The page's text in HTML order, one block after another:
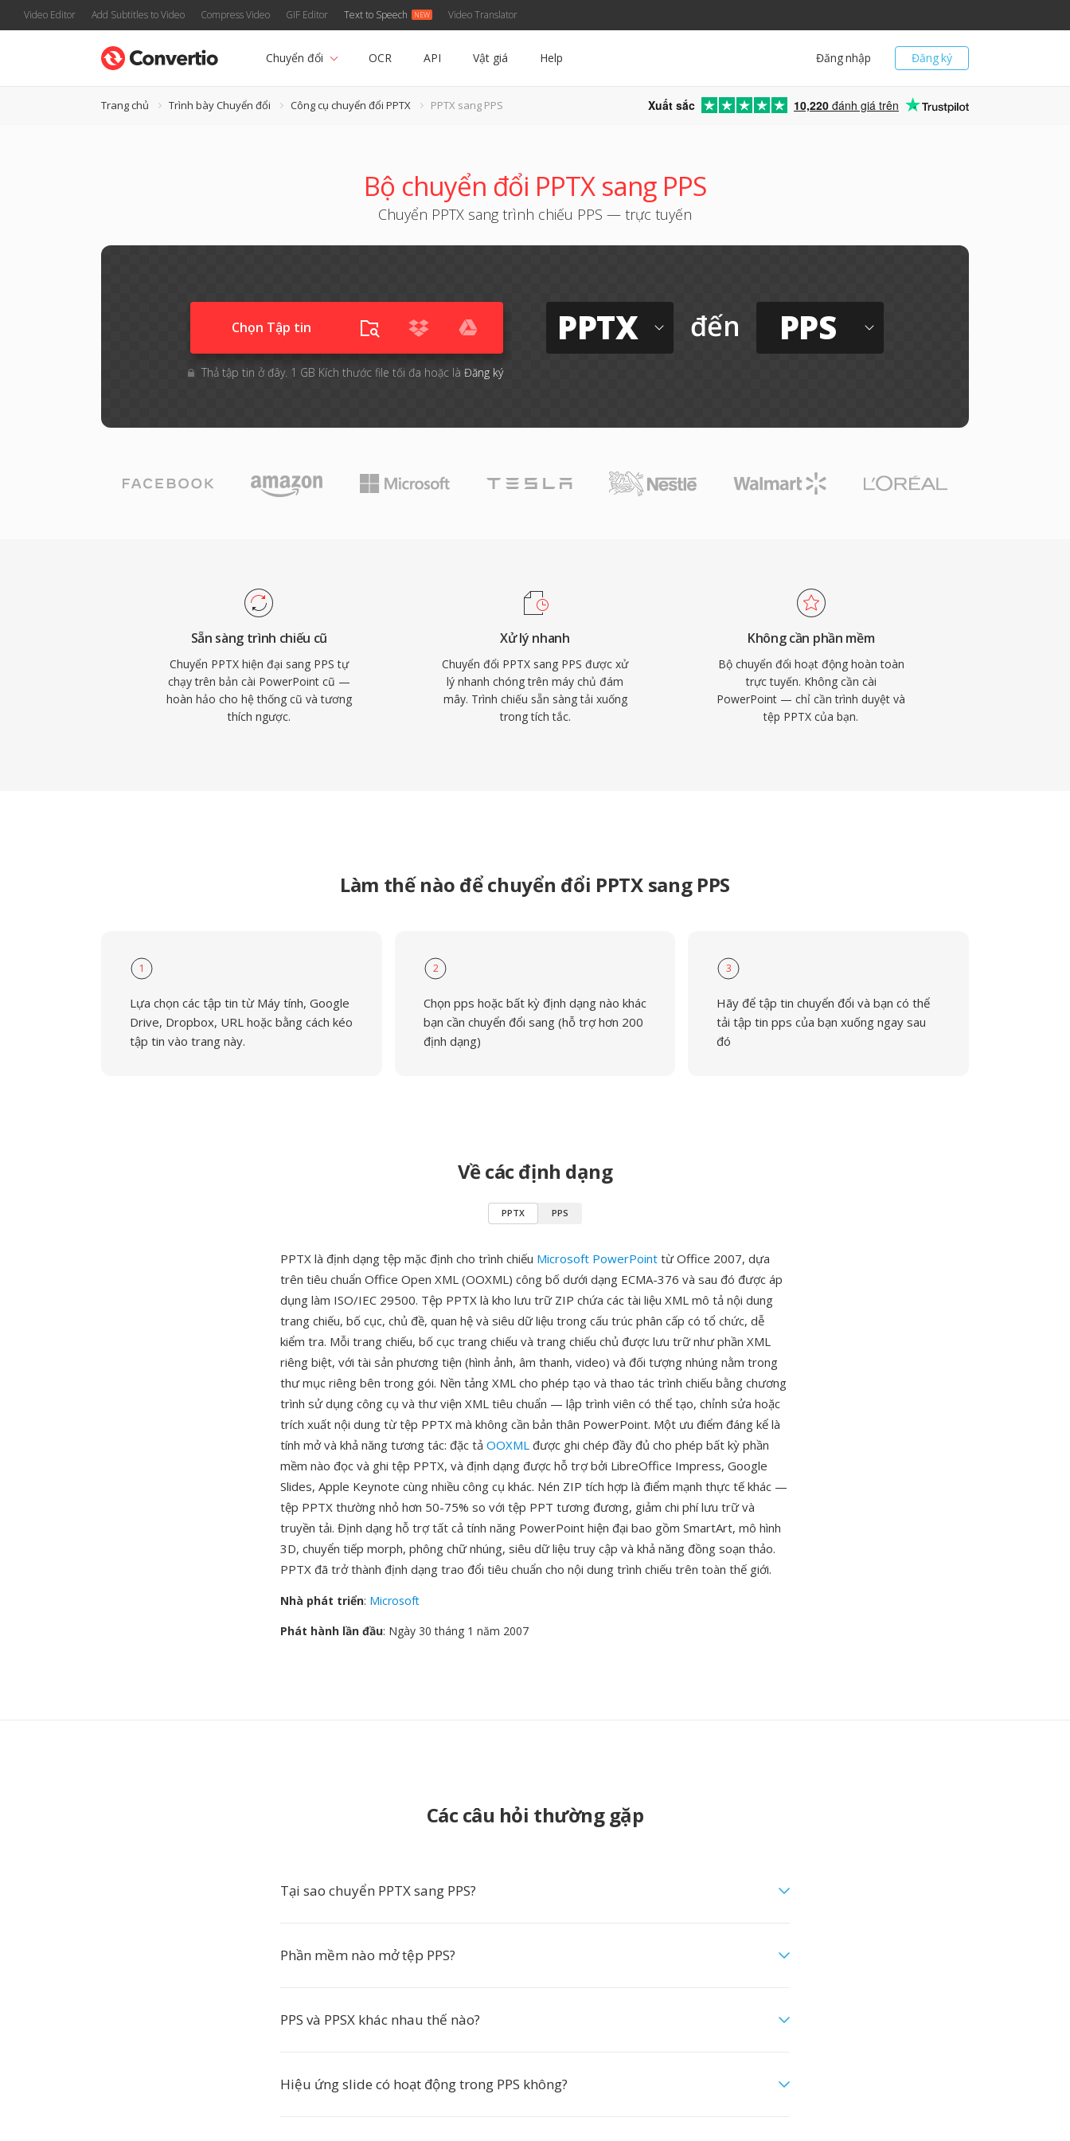
Video Editor Add Subtitles to Video Compress Video GIF Editor Text to Speech Video Translator
Đăng ký
Đăng nhập
Chuyển đổi OCR API Vật giá Help
Trang chủ Trình bày Chuyển đổi Công cụ chuyển đổi PPTX PPTX sang PPS Xuất sắc 10,220 đánh giá trên
Bộ chuyển đổi PPTX sang PPS
Chuyển PPTX sang trình chiếu PPS — trực tuyến
Chọn Tập tin
Thả tập tin ở đây. 1 GB Kích thước file tối đa hoặc là Đăng ký
PPTX đến PPS
Sẵn sàng trình chiếu cũ
Chuyển PPTX hiện đại sang PPS tự
chạy trên bản cài PowerPoint cũ —
hoàn hảo cho hệ thống cũ và tương
thích ngược.
Xử lý nhanh
Chuyển đổi PPTX sang PPS được xử
lý nhanh chóng trên máy chủ đám
mây. Trình chiếu sẵn sàng tải xuống
trong tích tắc.
Không cần phần mềm
Bộ chuyển đổi hoạt động hoàn toàn
trực tuyến. Không cần cài
PowerPoint — chỉ cần trình duyệt và
tệp PPTX của bạn.
Làm thế nào để chuyển đổi PPTX sang PPS
1
Lựa chọn các tập tin từ Máy tính, Google
Drive, Dropbox, URL hoặc bằng cách kéo
tập tin vào trang này.
2
Chọn pps hoặc bất kỳ định dạng nào khác
bạn cần chuyển đổi sang (hỗ trợ hơn 200
định dạng)
3
Hãy để tập tin chuyển đổi và bạn có thể
tải tập tin pps của bạn xuống ngay sau
đó
Về các định dạng
PPTX PPS
PPTX là định dạng tệp mặc định cho trình chiếu Microsoft PowerPoint từ Office 2007, dựa
trên tiêu chuẩn Office Open XML (OOXML) công bố dưới dạng ECMA-376 và sau đó được áp
dụng làm ISO/IEC 29500. Tệp PPTX là kho lưu trữ ZIP chứa các tài liệu XML mô tả nội dung
trang chiếu, bố cục, chủ đề, quan hệ và siêu dữ liệu trong cấu trúc phân cấp có tổ chức, dễ
kiểm tra. Mỗi trang chiếu, bố cục trang chiếu và trang chiếu chủ được lưu trữ như phần XML
riêng biệt, với tài sản phương tiện (hình ảnh, âm thanh, video) và đối tượng nhúng nằm trong
thư mục riêng bên trong gói. Nền tảng XML cho phép tạo và thao tác trình chiếu bằng chương
trình sử dụng công cụ và thư viện XML tiêu chuẩn — lập trình viên có thể tạo, chỉnh sửa hoặc
trích xuất nội dung từ tệp PPTX mà không cần bản thân PowerPoint. Một ưu điểm đáng kể là
tính mở và khả năng tương tác: đặc tả OOXML được ghi chép đầy đủ cho phép bất kỳ phần
mềm nào đọc và ghi tệp PPTX, và định dạng được hỗ trợ bởi LibreOffice Impress, Google
Slides, Apple Keynote cùng nhiều công cụ khác. Nén ZIP tích hợp là điểm mạnh thực tế khác —
tệp PPTX thường nhỏ hơn 50-75% so với tệp PPT tương đương, giảm chi phí lưu trữ và
truyền tải. Định dạng hỗ trợ tất cả tính năng PowerPoint hiện đại bao gồm SmartArt, mô hình
3D, chuyển tiếp morph, phông chữ nhúng, siêu dữ liệu truy cập và khả năng đồng soạn thảo.
PPTX đã trở thành định dạng trao đổi tiêu chuẩn cho nội dung trình chiếu trên toàn thế giới.
Nhà phát triển: Microsoft
Phát hành lần đầu: Ngày 30 tháng 1 năm 2007
Các câu hỏi thường gặp
Tại sao chuyển PPTX sang PPS?
Phần mềm nào mở tệp PPS?
PPS và PPSX khác nhau thế nào?
Hiệu ứng slide có hoạt động trong PPS không?